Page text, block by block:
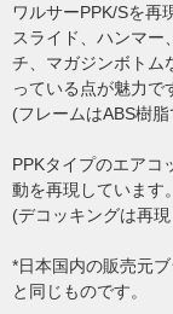
ワルサーPPK/Sを再
スライド、ハンマー
チ、マガジンボトム
っている点が魅力で
(フレームはABS樹脂
PPKタイプのエアコ
動を再現しています。
(デコッキングは再
*日本国内の販売元
と同じものです。